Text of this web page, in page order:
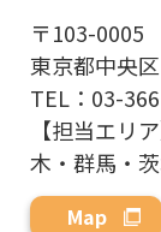
〒103-0005
東京都中央
TEL：03-
【担当エリ
木・群馬・
Map